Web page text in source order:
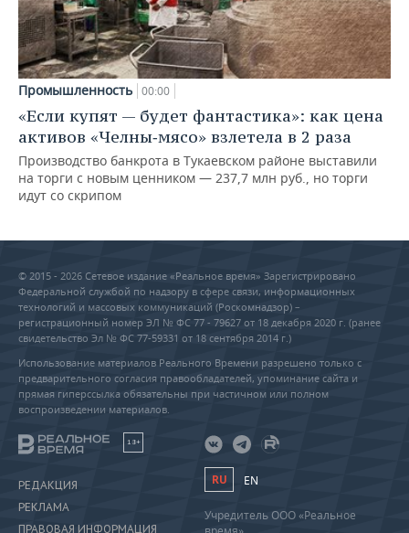
Промышленность 00:00
«Если купят — будет фантастика»: как цена
активов «Челны‑мясо» взлетела в 2 раза
Производство банкрота в Тукаевском районе выставили
на торги с новым ценником — 237,7 млн руб., но торги
идут со скрипом
© 2015 - 2026 Сетевое издание «Реальное время» Зарегистрировано
Федеральной службой по надзору в сфере связи, информационных
технологий и массовых коммуникаций (Роскомнадзор) –
регистрационный номер ЭЛ № ФС 77 - 79627 от 18 декабря 2020 г. (ранее
свидетельство Эл № ФС 77-59331 от 18 сентября 2014 г.)
Использование материалов Реального Времени разрешено только с
предварительного согласия правообладателей, упоминание сайта и
прямая гиперссылка обязательны при частичном или полном
воспроизведении материалов.
18+
РЕДАКЦИЯ
РЕКЛАМА
ПРАВОВАЯ ИНФОРМАЦИЯ
RU EN
Учредитель ООО «Реальное